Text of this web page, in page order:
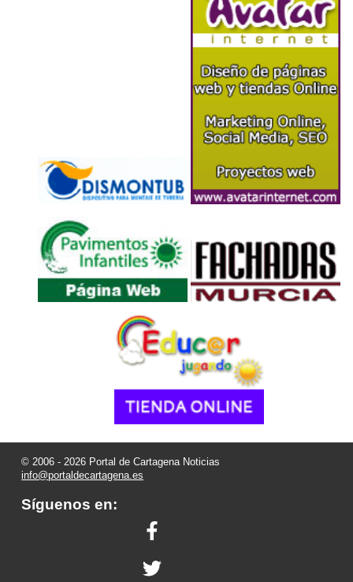
© 2006 - 2026 Portal de Cartagena Noticias
info@portaldecartagena.es
Síguenos en: